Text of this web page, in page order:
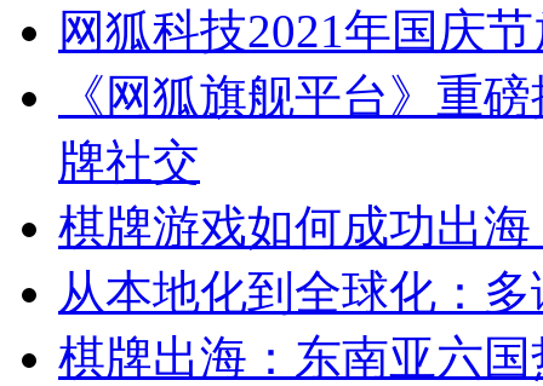
网狐科技2021年国庆
《网狐旗舰平台》重
牌社交
棋牌游戏如何成功出
从本地化到全球化：
棋牌出海：东南亚六